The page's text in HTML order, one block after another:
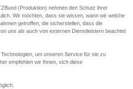
(Produktion) nehmen den Schutz ihrer
Wir möchten, dass sie wissen, wann wir welche
getroffen, die sicherstellen, dass die
uns als auch von externen Dienstleistern beachtet
um unseren Service für sie zu
empfehlen wir Ihnen, sich diese